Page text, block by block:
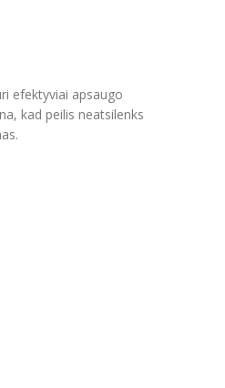
efektyviai apsaugo
kad peilis neatsilenks